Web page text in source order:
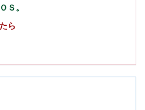
Ｓ。
ら